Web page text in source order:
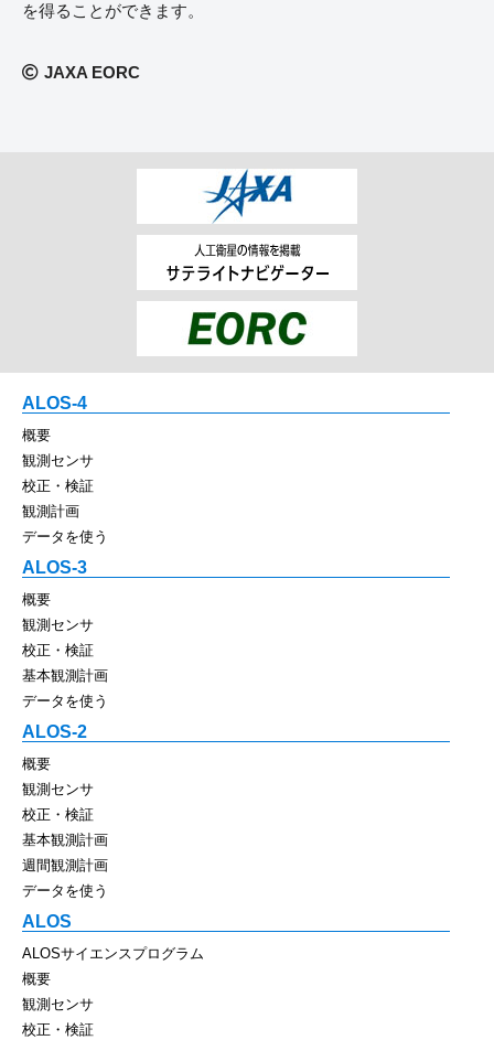
を得ることができます。
JAXA EORC
ALOS-4
概要
観測センサ
校正・検証
観測計画
データを使う
ALOS-3
概要
観測センサ
校正・検証
基本観測計画
データを使う
ALOS-2
概要
観測センサ
校正・検証
基本観測計画
週間観測計画
データを使う
ALOS
ALOSサイエンスプログラム
概要
観測センサ
校正・検証